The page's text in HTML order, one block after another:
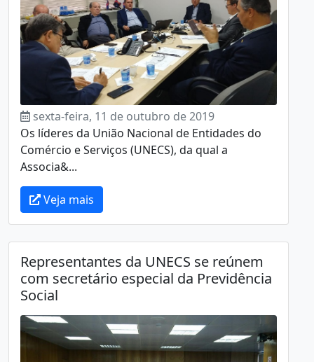
sexta-feira, 11 de outubro de 2019
Os líderes da União Nacional de Entidades do
Comércio e Serviços (UNECS), da qual a
Associa&...
Veja mais
Representantes da UNECS se reúnem
com secretário especial da Previdência
Social